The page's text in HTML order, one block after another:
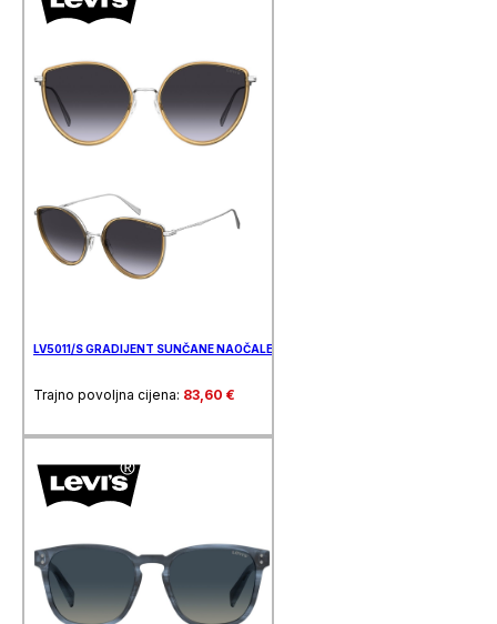
LV5011/S GRADIJENT SUNČANE NAOČALE LEVIS
Trajno povoljna cijena: 83,60 €